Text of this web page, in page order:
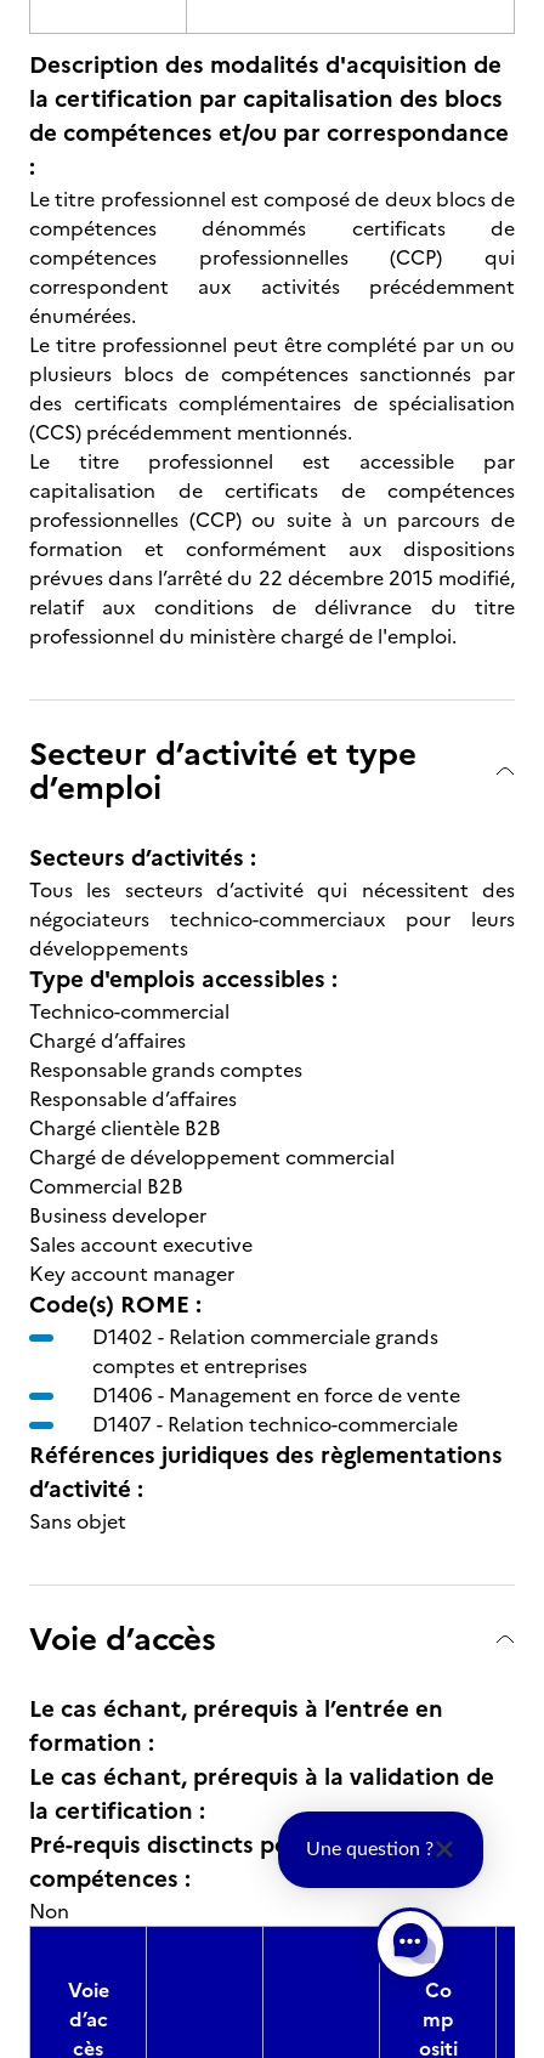
Description des modalités d'acquisition de
la certification par capitalisation des blocs
de compétences et/ou par correspondance
:
Le titre professionnel est composé de deux blocs de
compétences dénommés certificats de
compétences professionnelles (CCP) qui
correspondent aux activités précédemment
énumérées.
Le titre professionnel peut être complété par un ou
plusieurs blocs de compétences sanctionnés par
des certificats complémentaires de spécialisation
(CCS) précédemment mentionnés.
Le titre professionnel est accessible par
capitalisation de certificats de compétences
professionnelles (CCP) ou suite à un parcours de
formation et conformément aux dispositions
prévues dans l’arrêté du 22 décembre 2015 modifié,
relatif aux conditions de délivrance du titre
professionnel du ministère chargé de l'emploi.
Secteur d’activité et type
d’emploi
Secteurs d’activités :
Tous les secteurs d’activité qui nécessitent des
négociateurs technico-commerciaux pour leurs
développements
Type d'emplois accessibles :
Technico-commercial
Chargé d’affaires
Responsable grands comptes
Responsable d’affaires
Chargé clientèle B2B
Chargé de développement commercial
Commercial B2B
Business developer
Sales account executive
Key account manager
Code(s) ROME :
D1402 - Relation commerciale grands
comptes et entreprises
D1406 - Management en force de vente
D1407 - Relation technico-commerciale
Références juridiques des règlementations
d’activité :
Sans objet
Voie d’accès
Le cas échant, prérequis à l’entrée en
formation :
Le cas échant, prérequis à la validation de
la certification :
Pré-requis disctincts pour les blocs de
compétences :
Non
Voie
d’ac
cès
Co
mp
ositi
Une question ?